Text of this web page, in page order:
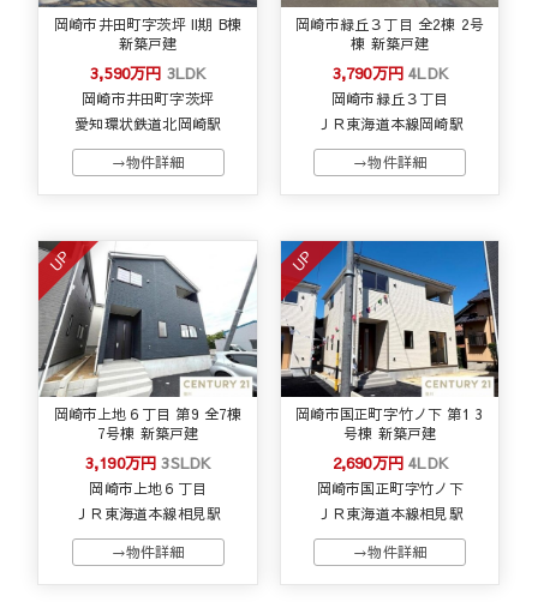
岡崎市井田町字茨坪 II期 B棟
新築戸建
3,590万円 3LDK
岡崎市井田町字茨坪
愛知環状鉄道北岡崎駅
→物件詳細
岡崎市緑丘３丁目 全2棟 2号
棟 新築戸建
3,790万円4LDK
岡崎市緑丘３丁目
ＪＲ東海道本線岡崎駅
→物件詳細
UP
岡崎市上地６丁目 第9 全7棟
7号棟 新築戸建
3,190万円3SLDK
岡崎市上地６丁目
ＪＲ東海道本線相見駅
→物件詳細
UP
岡崎市国正町字竹ノ下 第1 3
号棟 新築戸建
2,690万円4LDK
岡崎市国正町字竹ノ下
ＪＲ東海道本線相見駅
→物件詳細